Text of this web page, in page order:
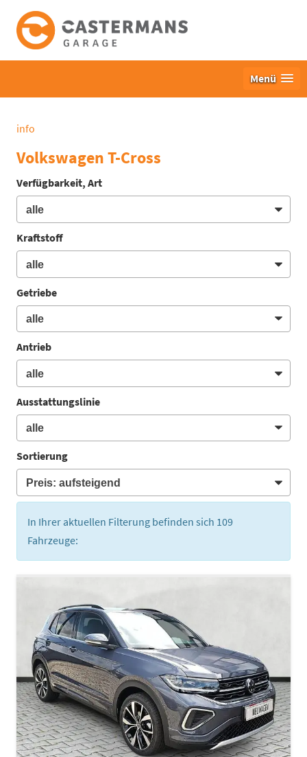
Menü
info
Volkswagen T-Cross
Verfügbarkeit, Art
Kraftstoff
Getriebe
Antrieb
Ausstattungslinie
Sortierung
In Ihrer aktuellen Filterung befinden sich 109
Fahrzeuge: